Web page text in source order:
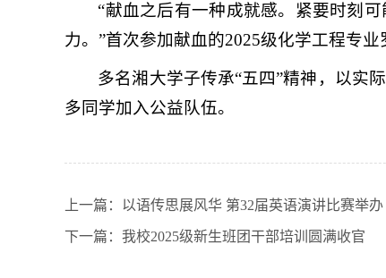
“献血之后有一种成就感。紧要时刻
力。”首次参加献血的2025级化学工程专业
多名湘大学子传承“五四”精神，以实
多同学加入公益队伍。
上一篇： 以语传思展风华 第32届英语演讲比赛举办
下一篇： 我校2025级新生班团干部培训圆满收官